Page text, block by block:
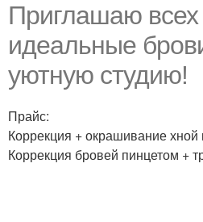
Приглашаю
идеальные
уютную студию!
Прайс:
Коррекция + окрашивание хной
Коррекция бровей пинцетом +